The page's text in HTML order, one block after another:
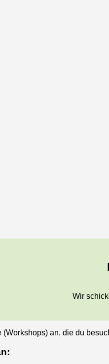
Wir
an, die du